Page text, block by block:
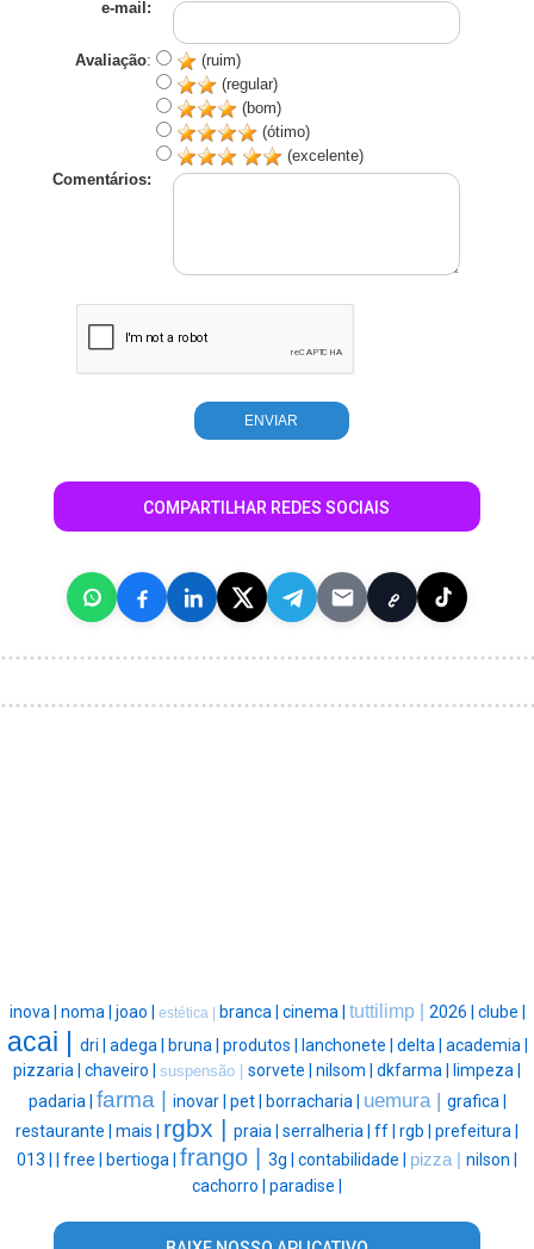
e-mail:
Avaliação:
(ruim)
(regular)
(bom)
(ótimo)
(excelente)
Comentários:
COMPARTILHAR REDES SOCIAIS
inova | noma | joao | estética | branca | cinema | tuttilimp | 2026 | clube |
acai | dri | adega | bruna | produtos | lanchonete | delta | academia |
pizzaria | chaveiro | suspensão | sorvete | nilsom | dkfarma |
limpeza |
padaria | farma | inovar | pet | borracharia | uemura | grafica |
restaurante | mais | rgbx | praia | serralheria | ff | rgb | prefeitura |
013 |
free | bertioga | frango | 3g | contabilidade | pizza | nilson |
cachorro | paradise |